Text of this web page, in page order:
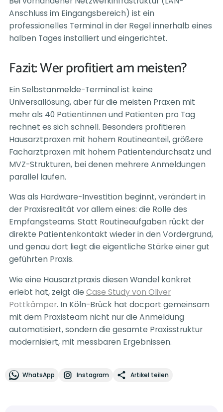
Anschluss im Eingangsbereich) ist ein
professionelles Terminal in der Regel innerhalb eines
halben Tages installiert und eingerichtet.
Fazit: Wer profitiert am meisten?
Ein Selbstanmelde-Terminal ist keine
Universallösung, aber für die meisten Praxen mit
mehr als 40 Patientinnen und Patienten pro Tag
rechnet es sich schnell. Besonders profitieren
Hausarztpraxen mit hohem Routineanteil, größere
Facharztpraxen mit hohem Patientendurchsatz und
MVZ-Strukturen, bei denen mehrere Anmeldungen
parallel laufen.
Was als Hardware-Investition beginnt, verändert in
der Praxisrealität vor allem eines: die Rolle des
Empfangsteams. Statt Routineaufgaben rückt der
direkte Patientenkontakt wieder in den Vordergrund,
und genau dort liegt die eigentliche Stärke einer gut
geführten Praxis.
Wie eine Hausarztpraxis diesen Wandel konkret
erlebt hat, zeigt die Case Study von Oliver
Pottkämper. In Köln-Brück hat docport gemeinsam
mit dem Praxisteam nicht nur die Anmeldung
automatisiert, sondern die gesamte Praxisstruktur
modernisiert, mit messbaren Ergebnissen.
WhatsApp Instagram Artikel teilen